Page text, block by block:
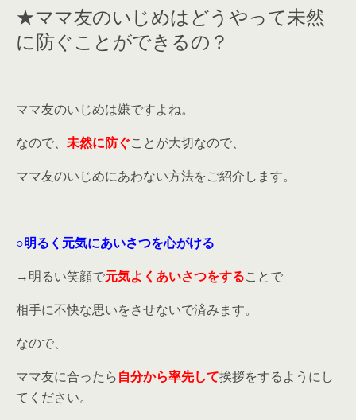
★ママ友のいじめはどうやって未然
に防ぐことができるの？
ママ友のいじめは嫌ですよね。
なので、 未然に防ぐことが大切なので、
ママ友のいじめにあわない方法をご紹介します。
○明るく元気にあいさつを心がける
→明るい笑顔で元気よくあいさつをすることで
相手に不快な思いをさせないで済みます。
なので、
ママ友に合ったら自分から率先して挨拶をするようにし
てください。